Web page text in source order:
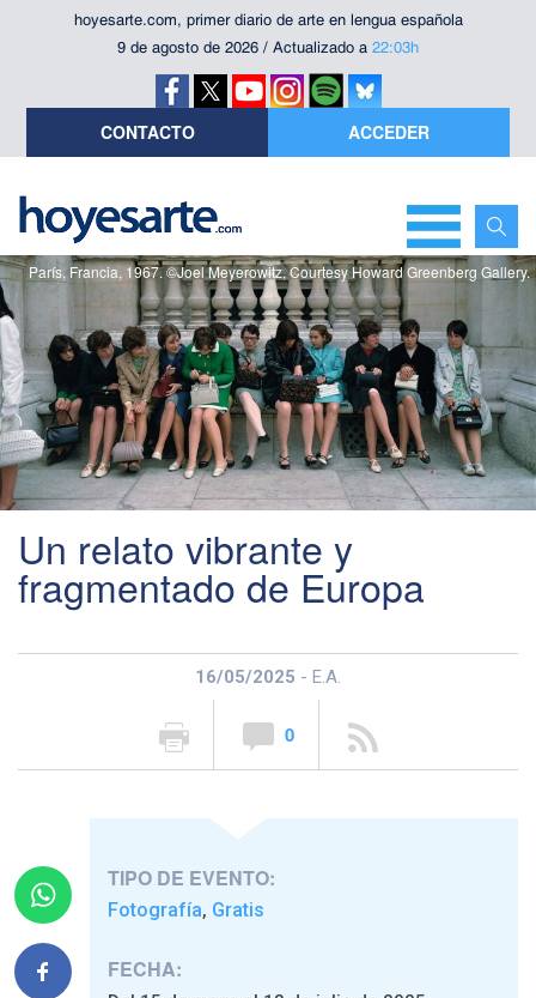
hoyesarte.com, primer diario de arte en lengua española
9 de agosto de 2026 / Actualizado a 22:03h
CONTACTO ACCEDER
París, Francia, 1967. ©Joel Meyerowitz, Courtesy Howard Greenberg Gallery.
Un relato vibrante y
fragmentado de Europa
16/05/2025 - E.A.
0
TIPO DE EVENTO:
Fotografía, Gratis
FECHA: